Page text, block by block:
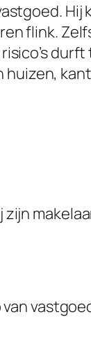
flink.
durft
zijn